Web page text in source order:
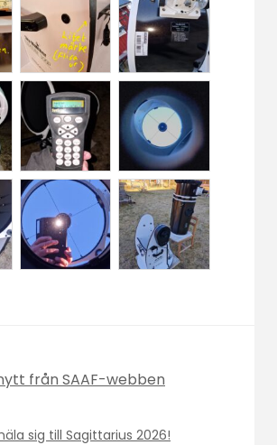
från SAAF-webben
sig till Sagittarius 2026!